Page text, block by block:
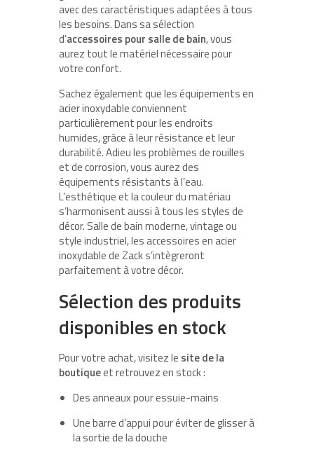
avec des caractéristiques adaptées à tous
les besoins. Dans sa sélection
d’accessoires pour salle de bain, vous
aurez tout le matériel nécessaire pour
votre confort.
Sachez également que les équipements en
acier inoxydable conviennent
particulièrement pour les endroits
humides, grâce à leur résistance et leur
durabilité. Adieu les problèmes de rouilles
et de corrosion, vous aurez des
équipements résistants à l’eau.
L’esthétique et la couleur du matériau
s’harmonisent aussi à tous les styles de
décor. Salle de bain moderne, vintage ou
style industriel, les accessoires en acier
inoxydable de Zack s’intègreront
parfaitement à votre décor.
Sélection des produits
disponibles en stock
Pour votre achat, visitez le site de la
boutiqueet retrouvez en stock :
Des anneaux pour essuie-mains
Une barre d’appui pour éviter de glisser à
la sortie de la douche